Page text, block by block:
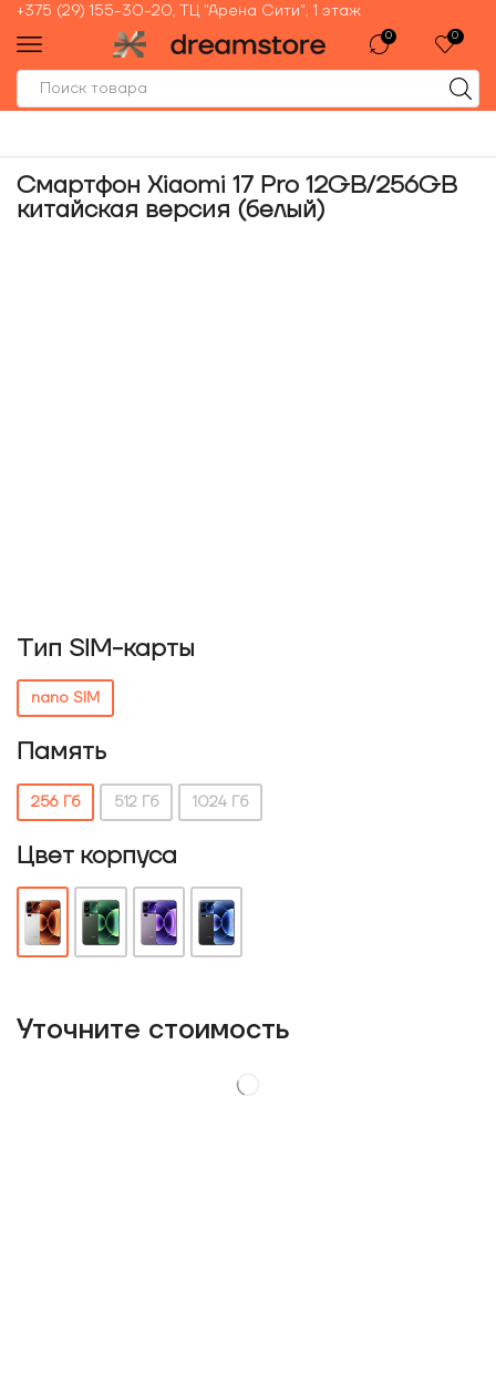
+375 (29) 155-30-20, ТЦ "Арена Сити", 1 этаж
0 0
Смартфон Xiaomi 17 Pro 12GB/256GB
китайская версия (белый)
Тип SIM-карты
nano SIM
Память
256 Гб 512 Гб 1024 Гб
Цвет корпуса
Уточнитe стоимость